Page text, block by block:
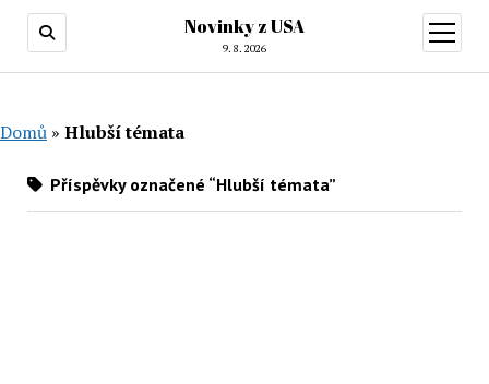
Novinky z USA
9. 8. 2026
otevřít
menu
Domů » Hlubší témata
Příspěvky označené “Hlubší témata”